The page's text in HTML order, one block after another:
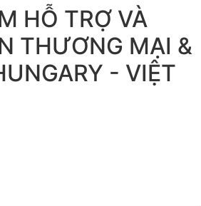
HỖ TRỢ VÀ
THƯƠNG MẠI &
- VIỆT